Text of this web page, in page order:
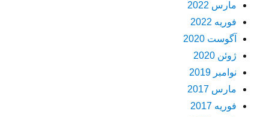
مارس 2022
فوریه 2022
آگوست 2020
ژوئن 2020
نوامبر 2019
مارس 2017
فوریه 2017